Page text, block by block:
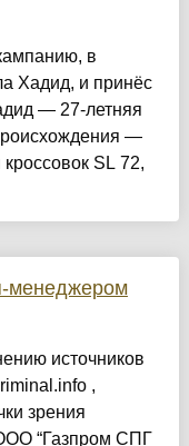
в
Хадид, и принёс
— 27-летняя
—
SL 72,
менеджером
источников
,
зрения
“Газпром СПГ